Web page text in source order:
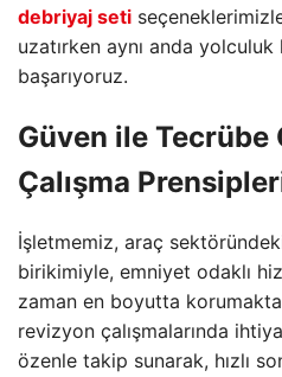
debriyaj seti
uzatırken aynı anda
başarıyoruz.
Güven ile Tecrübe
Çalışma
İşletmemiz, araç
birikimiyle, emniyet odaklı
zaman en boyutta
revizyon çalışmalarında
özenle takip sunarak, hızlı